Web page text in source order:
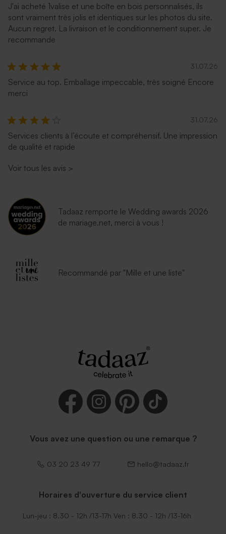
Enveloppe recyclée mariage
carrée
Enveloppe mariage carrée
rose nude
J'ai acheté 1valise et une boîte en bois personnalisés, ils
sont vraiment très jolis et identiques sur les photos du site.
Aucun regret. La livraison et le conditionnement super. Je
recommande
31.07.26
Service au top. Emballage impeccable, très soigné Encore
merci
31.07.26
Services clients à l’écoute et compréhensif. Une impression
de qualité et rapide
Voir tous les avis >
Tadaaz remporte le Wedding awards 2026
de mariage.net, merci à vous !
Recommandé par "Mille et une liste"
Vous avez une question ou une remarque ?
03 20 23 49 77 hello@tadaaz.fr
Horaires d'ouverture du service client
Lun-jeu : 8.30 - 12h /13-17h Ven : 8.30 - 12h /13-16h